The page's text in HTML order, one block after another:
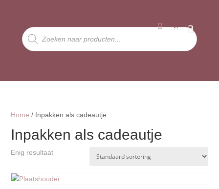
Producten
zoeken
Home / Inpakken als cadeautje
Inpakken als cadeautje
Enig resultaat